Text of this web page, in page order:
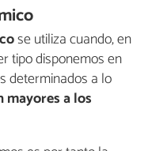
se utiliza cuando, en
tipo disponemos en
determinados a lo
mayores a los